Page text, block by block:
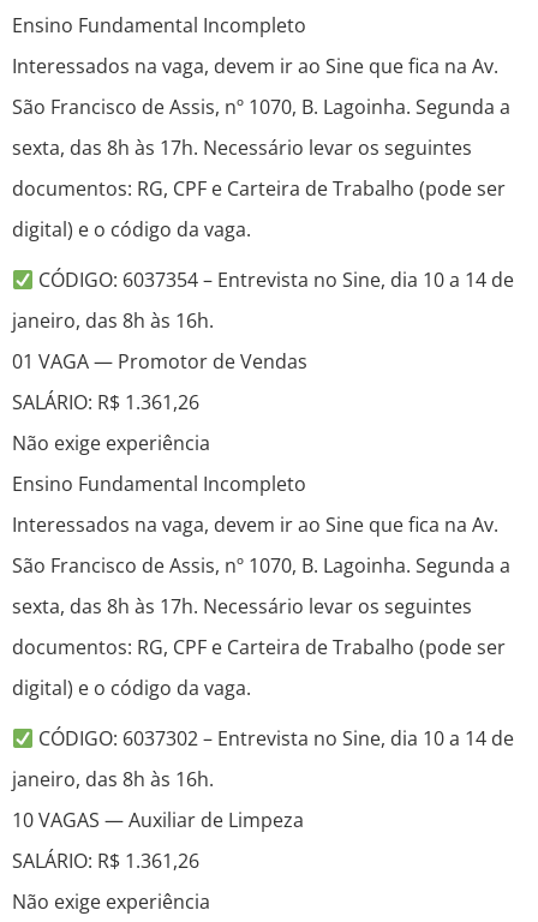
Ensino Fundamental Incompleto
Interessados na vaga, devem ir ao Sine que fica na Av.
São Francisco de Assis, nº 1070, B. Lagoinha. Segunda a
sexta, das 8h às 17h. Necessário levar os seguintes
documentos: RG, CPF e Carteira de Trabalho (pode ser
digital) e o código da vaga.
CÓDIGO: 6037354 – Entrevista no Sine, dia 10 a 14 de
janeiro, das 8h às 16h.
01 VAGA — Promotor de Vendas
SALÁRIO: R$ 1.361,26
Não exige experiência
Ensino Fundamental Incompleto
Interessados na vaga, devem ir ao Sine que fica na Av.
São Francisco de Assis, nº 1070, B. Lagoinha. Segunda a
sexta, das 8h às 17h. Necessário levar os seguintes
documentos: RG, CPF e Carteira de Trabalho (pode ser
digital) e o código da vaga.
CÓDIGO: 6037302 – Entrevista no Sine, dia 10 a 14 de
janeiro, das 8h às 16h.
10 VAGAS — Auxiliar de Limpeza
SALÁRIO: R$ 1.361,26
Não exige experiência